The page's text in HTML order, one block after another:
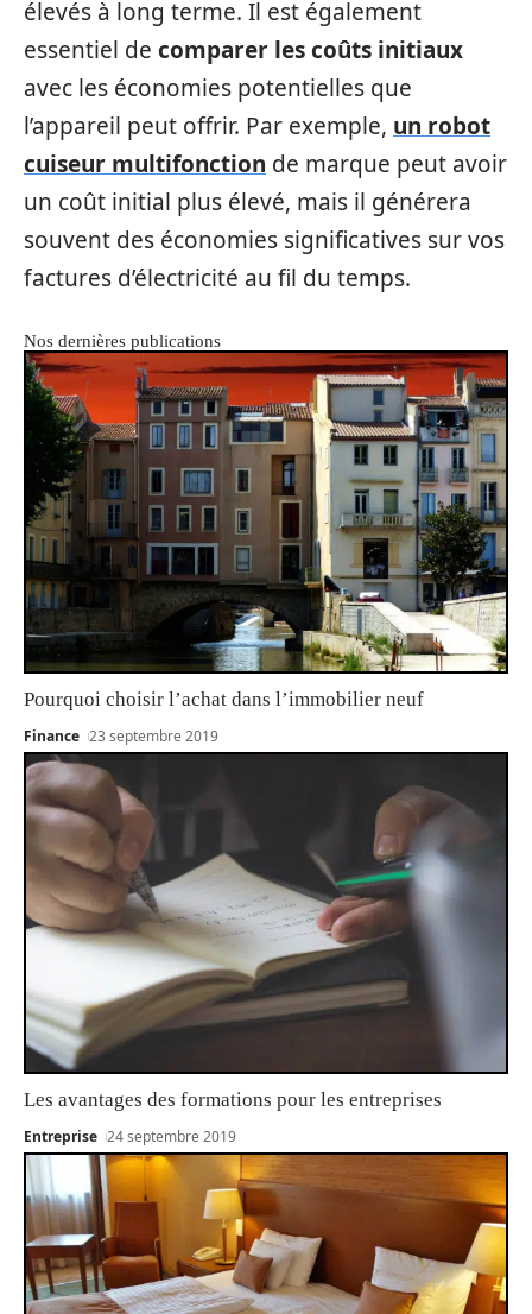
élevés à long terme. Il est également
essentiel de comparer les coûts initiaux
avec les économies potentielles que
l’appareil peut offrir. Par exemple, un robot
cuiseur multifonction de marque peut avoir
un coût initial plus élevé, mais il générera
souvent des économies significatives sur vos
factures d’électricité au fil du temps.
Nos dernières publications
Pourquoi choisir l’achat dans l’immobilier neuf
Finance 23 septembre 2019
Les avantages des formations pour les entreprises
Entreprise 24 septembre 2019